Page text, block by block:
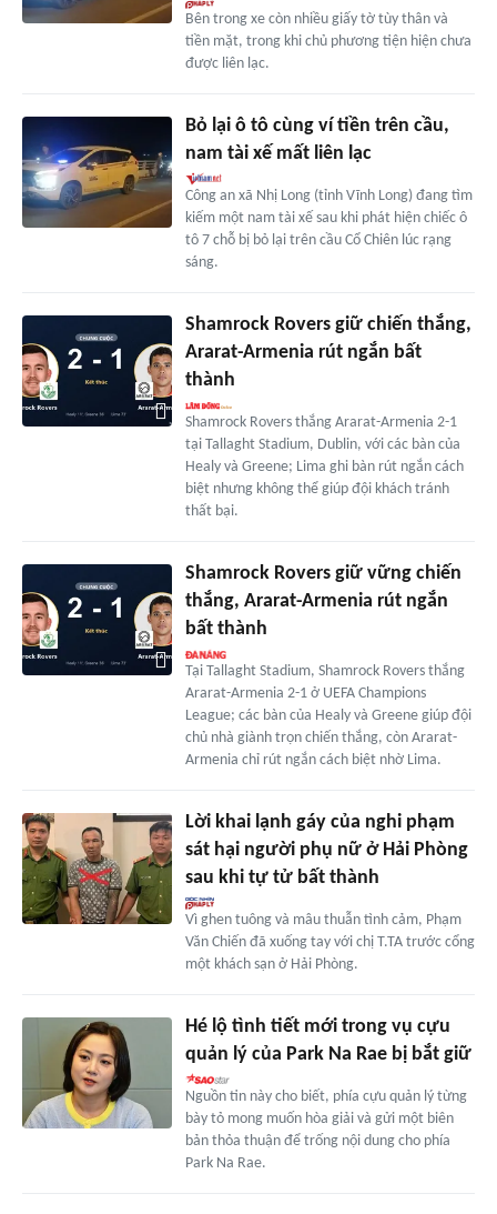
Bên trong xe còn nhiều giấy tờ tùy thân và
tiền mặt, trong khi chủ phương tiện hiện chưa
được liên lạc.
Bỏ lại ô tô cùng ví tiền trên cầu,
nam tài xế mất liên lạc
Công an xã Nhị Long (tỉnh Vĩnh Long) đang tìm
kiếm một nam tài xế sau khi phát hiện chiếc ô
tô 7 chỗ bị bỏ lại trên cầu Cổ Chiên lúc rạng
sáng.
Shamrock Rovers giữ chiến thắng,
Ararat-Armenia rút ngắn bất
thành
Shamrock Rovers thắng Ararat-Armenia 2-1
tại Tallaght Stadium, Dublin, với các bàn của
Healy và Greene; Lima ghi bàn rút ngắn cách
biệt nhưng không thể giúp đội khách tránh
thất bại.
Shamrock Rovers giữ vững chiến
thắng, Ararat-Armenia rút ngắn
bất thành
Tại Tallaght Stadium, Shamrock Rovers thắng
Ararat-Armenia 2-1 ở UEFA Champions
League; các bàn của Healy và Greene giúp đội
chủ nhà giành trọn chiến thắng, còn Ararat-
Armenia chỉ rút ngắn cách biệt nhờ Lima.
Lời khai lạnh gáy của nghi phạm
sát hại người phụ nữ ở Hải Phòng
sau khi tự tử bất thành
Vì ghen tuông và mâu thuẫn tình cảm, Phạm
Văn Chiến đã xuống tay với chị T.TA trước cổng
một khách sạn ở Hải Phòng.
Hé lộ tình tiết mới trong vụ cựu
quản lý của Park Na Rae bị bắt giữ
Nguồn tin này cho biết, phía cựu quản lý từng
bày tỏ mong muốn hòa giải và gửi một biên
bản thỏa thuận để trống nội dung cho phía
Park Na Rae.